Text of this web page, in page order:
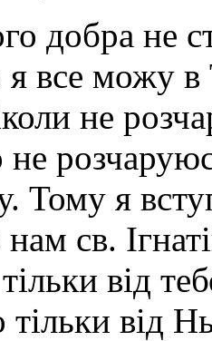
добра не
я все можу
не
не
Тому я
св.
від
тільки від